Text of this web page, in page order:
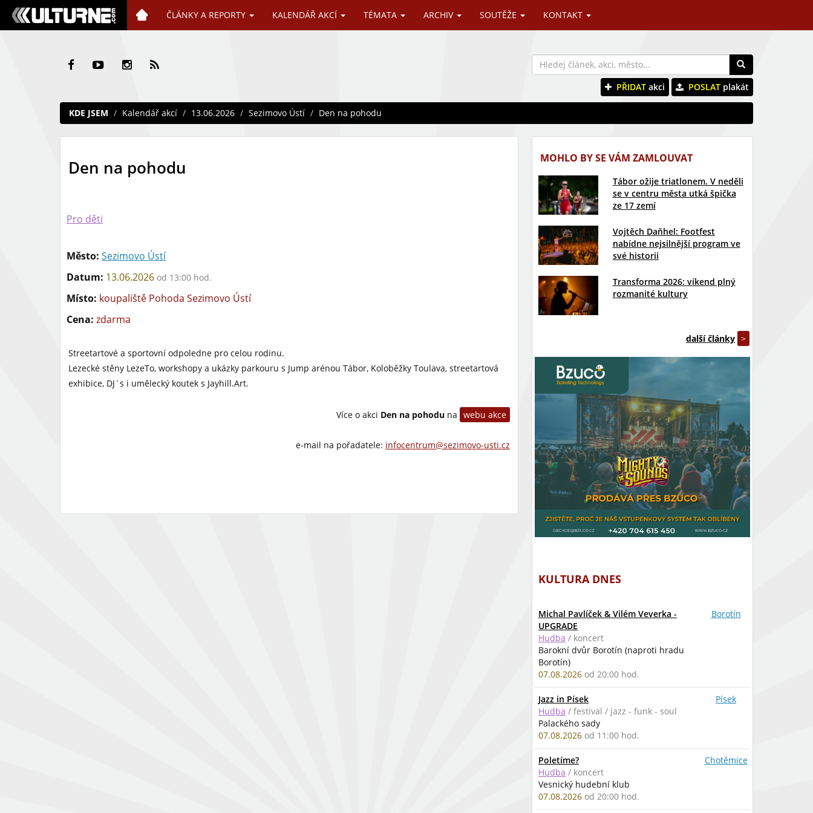
ČLÁNKY A REPORTY KALENDÁŘ AKCÍ TÉMATA ARCHIV SOUTĚŽE KONTAKT
PŘIDAT akci POSLAT plakát
KDE JSEM Kalendář akcí 13.06.2026 Sezimovo Ústí Den na pohodu
Den na pohodu
Pro děti
Město: Sezimovo Ústí
Datum: 13.06.2026 od 13:00 hod.
Místo: koupaliště Pohoda Sezimovo Ústí
Cena: zdarma
Streetartové a sportovní odpoledne pro celou rodinu.
Lezecké stěny LezeTo, workshopy a ukázky parkouru s Jump arénou Tábor, Koloběžky Toulava, streetartová
exhibice, DJ´s i umělecký koutek s Jayhill.Art.
Více o akci Den na pohodu na webu akce
e-mail na pořadatele: infocentrum@sezimovo-usti.cz
MOHLO BY SE VÁM ZAMLOUVAT
Tábor ožije triatlonem. V neděli
se v centru města utká špička
ze 17 zemí
Vojtěch Daňhel: Footfest
nabídne nejsilnější program ve
své historii
Transforma 2026: víkend plný
rozmanité kultury
další články >
KULTURA DNES
Michal Pavlíček & Vilém Veverka -
UPGRADE
Hudba / koncert
Barokní dvůr Borotín (naproti hradu
Borotín)
07.08.2026 od 20:00 hod.
Borotín
Jazz in Písek
Hudba / festival / jazz - funk - soul
Palackého sady
07.08.2026 od 11:00 hod.
Písek
Poletíme?
Hudba / koncert
Vesnický hudební klub
07.08.2026 od 20:00 hod.
Chotěmice